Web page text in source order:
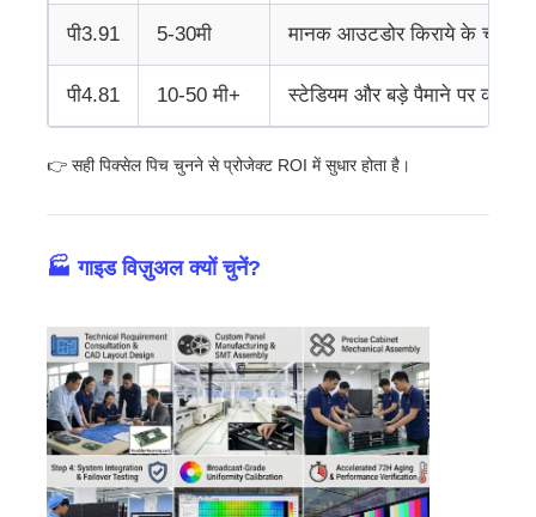
पी3.91 5-30मी मानक आउटडोर किराये के चरण
पी4.81 10-50 मी+ स्टेडियम और बड़े पैमाने पर
👉 सही पिक्सेल पिच चुनने से प्रोजेक्ट ROI में सुधार होता है।
🏭 गाइड विज़ुअल क्यों चुनें?